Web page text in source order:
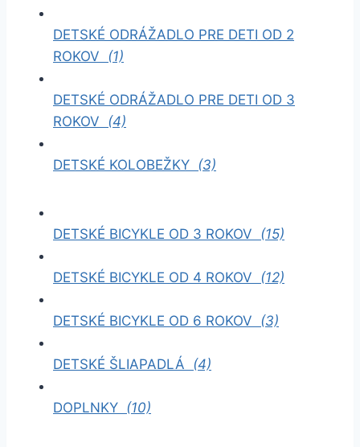
DETSKÉ ODRÁŽADLO PRE DETI OD 2
ROKOV (1)
DETSKÉ ODRÁŽADLO PRE DETI OD 3
ROKOV (4)
DETSKÉ KOLOBEŽKY (3)
DETSKÉ BICYKLE OD 3 ROKOV (15)
DETSKÉ BICYKLE OD 4 ROKOV (12)
DETSKÉ BICYKLE OD 6 ROKOV (3)
DETSKÉ ŠLIAPADLÁ (4)
DOPLNKY (10)